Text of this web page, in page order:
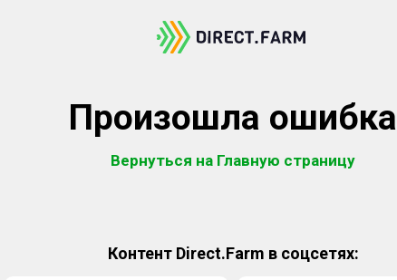
Произошла ошибка
Вернуться на Главную страницу
Контент Direct.Farm в соцсетях: